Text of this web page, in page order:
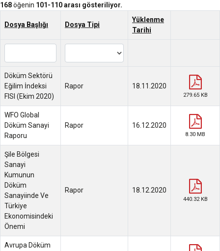
168öğenin 101-110 arası gösteriliyor.
Dosya Başlığı Dosya Tipi
Yüklenme
Tarihi
Döküm Sektörü
Eğilim İndeksi
FISI (Ekim 2020)
Rapor 18.11.2020
279.65 KB
WFO Global
Döküm Sanayi
Raporu
Rapor 16.12.2020
8.30 MB
Şile Bölgesi
Sanayi
Kumunun
Döküm
Sanayiinde Ve
Türkiye
Ekonomisindeki
Önemi
Rapor 18.12.2020
440.32 KB
Avrupa Döküm